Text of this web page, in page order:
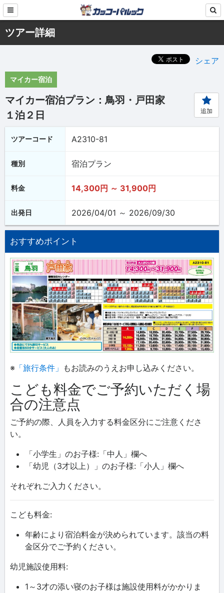
ツアー詳細
シェア
マイカー宿泊
マイカー宿泊プラン：鳥羽・戸田家
１泊２日
追加
ツアーコード A2310-81
種別 宿泊プラン
料金 14,300円 ～ 31,900円
出発日 2026/04/01 ～ 2026/09/30
おすすめポイント
※ 「旅行条件」 もお読みのうえお申し込みください。
こども料金でご予約いただく場
合の注意点
ご予約の際、人員を入力する料金区分にご注意くださ
い。
「小学生」のお子様:「中人」欄へ
「幼児（3才以上）」のお子様:「小人」欄へ
それぞれご入力ください。
こども料金:
年齢により宿泊料金が決められています。該当の料
金区分でご予約ください。
幼児施設使用料:
1～3才の添い寝のお子様は施設使用料がかかりま